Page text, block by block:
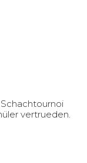
üler vertrueden.